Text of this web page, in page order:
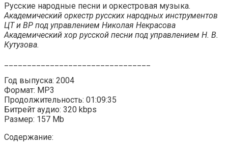
Русские народные песни и оркестровая музыка.
Академический оркестр русских народных инструментов
ЦТ и ВР под управлением Николая Некрасова
Академический хор русской песни под управлением Н. В.
Кутузова.
Год выпуска: 2004
Формат: MP3
Продолжительность: 01:09:35
Битрейт аудио: 320 kbps
Размер: 157 Mb
Содержание: